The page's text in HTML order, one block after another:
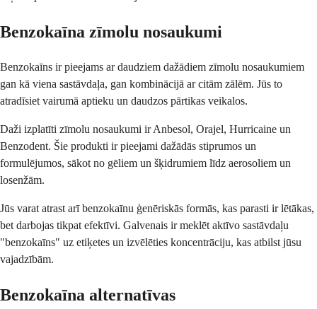
Benzokaīna zīmolu nosaukumi
Benzokaīns ir pieejams ar daudziem dažādiem zīmolu nosaukumiem
gan kā viena sastāvdaļa, gan kombinācijā ar citām zālēm. Jūs to
atradīsiet vairumā aptieku un daudzos pārtikas veikalos.
Daži izplatīti zīmolu nosaukumi ir Anbesol, Orajel, Hurricaine un
Benzodent. Šie produkti ir pieejami dažādās stiprumos un
formulējumos, sākot no gēliem un šķidrumiem līdz aerosoliem un
losenžām.
Jūs varat atrast arī benzokaīnu ģenēriskās formās, kas parasti ir lētākas,
bet darbojas tikpat efektīvi. Galvenais ir meklēt aktīvo sastāvdaļu
"benzokaīns" uz etiķetes un izvēlēties koncentrāciju, kas atbilst jūsu
vajadzībām.
Benzokaīna alternatīvas